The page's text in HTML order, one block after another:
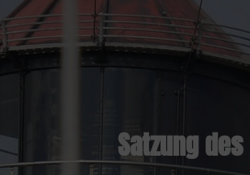
Satzung des